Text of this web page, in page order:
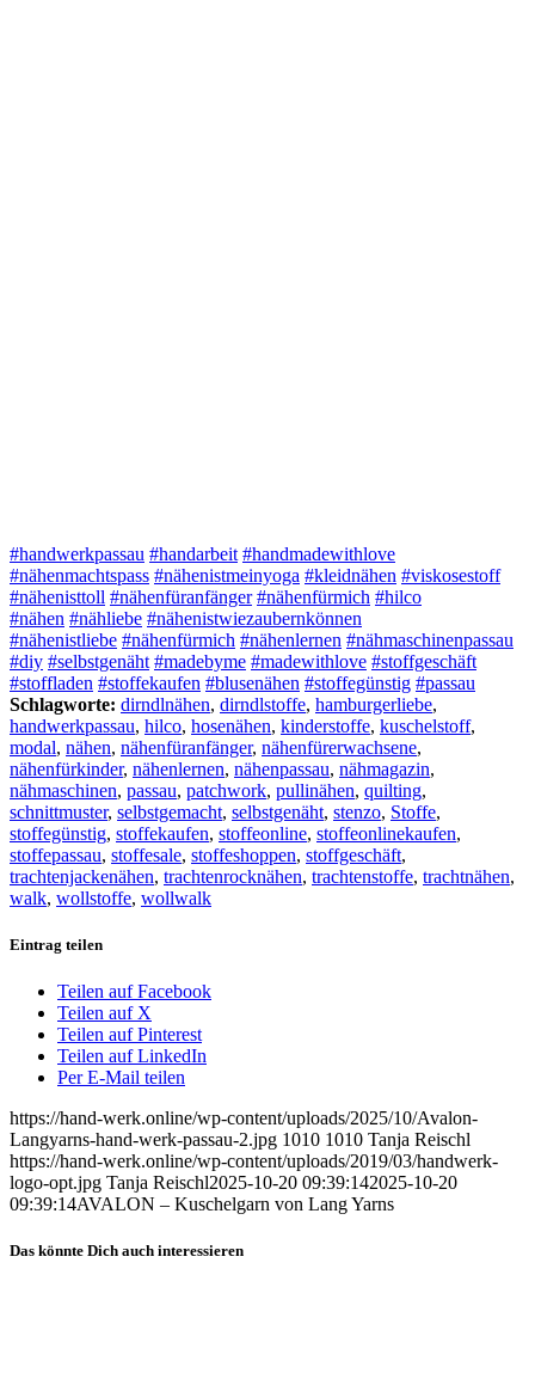
#handwerkpassau #handarbeit #handmadewithlove
#nähenmachtspass #nähenistmeinyoga #kleidnähen #viskosestoff
#nähenisttoll #nähenfüranfänger #nähenfürmich #hilco
#nähen #nähliebe #nähenistwiezaubernkönnen
#nähenistliebe #nähenfürmich #nähenlernen #nähmaschinenpassau
#diy #selbstgenäht #madebyme #madewithlove #stoffgeschäft
#stoffladen #stoffekaufen #blusenähen #stoffegünstig #passau
Schlagworte: dirndlnähen, dirndlstoffe, hamburgerliebe,
handwerkpassau, hilco, hosenähen, kinderstoffe, kuschelstoff,
modal, nähen, nähenfüranfänger, nähenfürerwachsene,
nähenfürkinder, nähenlernen, nähenpassau, nähmagazin,
nähmaschinen, passau, patchwork, pullinähen, quilting,
schnittmuster, selbstgemacht, selbstgenäht, stenzo, Stoffe,
stoffegünstig, stoffekaufen, stoffeonline, stoffeonlinekaufen,
stoffepassau, stoffesale, stoffeshoppen, stoffgeschäft,
trachtenjackenähen, trachtenrocknähen, trachtenstoffe, trachtnähen,
walk, wollstoffe, wollwalk
Eintrag teilen
Teilen auf Facebook
Teilen auf X
Teilen auf Pinterest
Teilen auf LinkedIn
Per E-Mail teilen
https://hand-werk.online/wp-content/uploads/2025/10/Avalon-
Langyarns-hand-werk-passau-2.jpg 1010 1010 Tanja Reischl
https://hand-werk.online/wp-content/uploads/2019/03/handwerk-
logo-opt.jpg Tanja Reischl2025-10-20 09:39:142025-10-20
09:39:14AVALON – Kuschelgarn von Lang Yarns
Das könnte Dich auch interessieren